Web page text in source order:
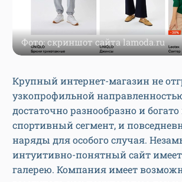
Фото: скриншот сайта lamoda.ru
Крупный интернет-магазин не
узкопрофильной
достаточно разнообразно и
спортивный сегмент, и
наряды для особого случая.
интуитивно-понятный сайт
галерею. Компания имеет